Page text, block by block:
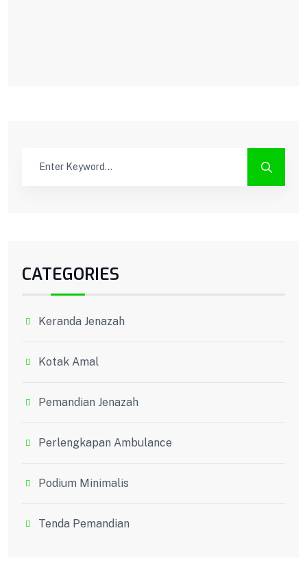
CATEGORIES
Keranda Jenazah
Kotak Amal
Pemandian Jenazah
Perlengkapan Ambulance
Podium Minimalis
Tenda Pemandian